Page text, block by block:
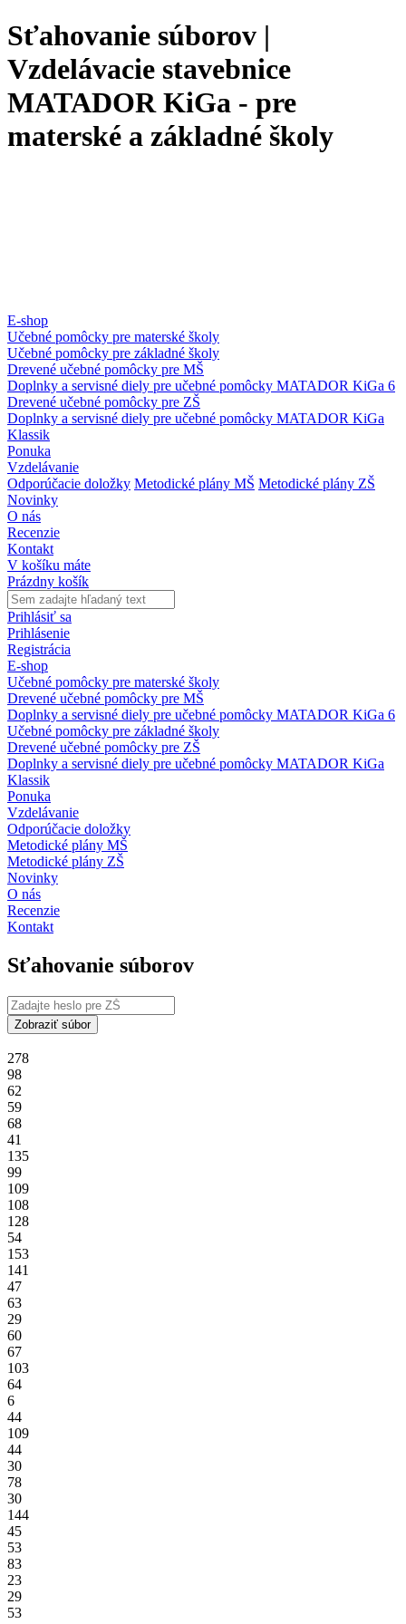
Sťahovanie súborov |
Vzdelávacie stavebnice
MATADOR KiGa - pre
materské a základné školy
E-shop
Učebné pomôcky pre materské školy
Učebné pomôcky pre základné školy
Drevené učebné pomôcky pre MŠ
Doplnky a servisné diely pre učebné pomôcky MATADOR KiGa 6
Drevené učebné pomôcky pre ZŠ
Doplnky a servisné diely pre učebné pomôcky MATADOR KiGa
Klassik
Ponuka
Vzdelávanie
Odporúčacie doložky Metodické plány MŠ Metodické plány ZŠ
Novinky
O nás
Recenzie
Kontakt
V košíku máte
Prázdny košík
Prihlásiť sa
Prihlásenie
Registrácia
E-shop
Učebné pomôcky pre materské školy
Drevené učebné pomôcky pre MŠ
Doplnky a servisné diely pre učebné pomôcky MATADOR KiGa 6
Učebné pomôcky pre základné školy
Drevené učebné pomôcky pre ZŠ
Doplnky a servisné diely pre učebné pomôcky MATADOR KiGa
Klassik
Ponuka
Vzdelávanie
Odporúčacie doložky
Metodické plány MŠ
Metodické plány ZŠ
Novinky
O nás
Recenzie
Kontakt
Sťahovanie súborov
Zobraziť súbor
278
98
62
59
68
41
135
99
109
108
128
54
153
141
47
63
29
60
67
103
64
6
44
109
44
30
78
30
144
45
53
83
23
29
53